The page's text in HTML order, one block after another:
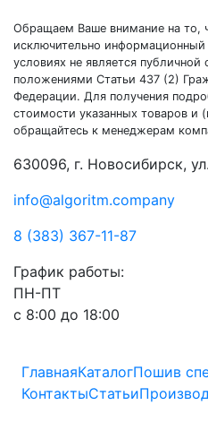
Обращаем Ваше внимание на то,
исключительно информационный
условиях не является
положениями Статьи 437 (2)
Федерации. Для получения
стоимости указанных товаров и
обращайтесь к менеджерам
630096, г. Новосибирск,
info@algoritm.company
8 (383) 367-11-87
График работы:
ПН-ПТ
с 8:00 до 18:00
ГлавнаяКаталогПошив
КонтактыСтатьи